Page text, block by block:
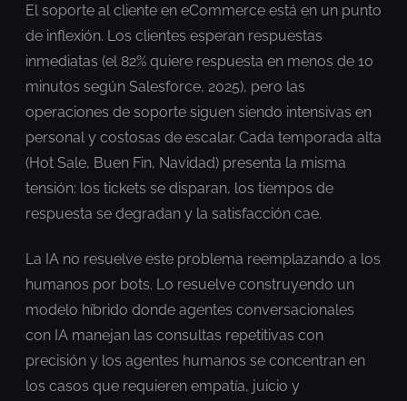
El soporte al cliente en eCommerce está en un punto
de inflexión. Los clientes esperan respuestas
inmediatas (el 82% quiere respuesta en menos de 10
minutos según Salesforce, 2025), pero las
operaciones de soporte siguen siendo intensivas en
personal y costosas de escalar. Cada temporada alta
(Hot Sale, Buen Fin, Navidad) presenta la misma
tensión: los tickets se disparan, los tiempos de
respuesta se degradan y la satisfacción cae.
La IA no resuelve este problema reemplazando a los
humanos por bots. Lo resuelve construyendo un
modelo híbrido donde agentes conversacionales
con IA manejan las consultas repetitivas con
precisión y los agentes humanos se concentran en
los casos que requieren empatía, juicio y